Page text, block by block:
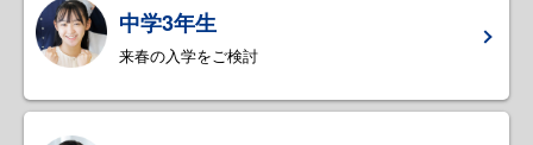
中学3年生
来春の入学をご検討